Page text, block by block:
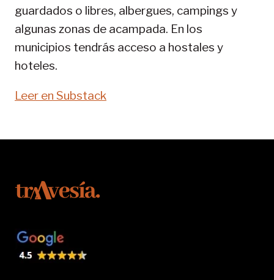
guardados o libres, albergues, campings y
algunas zonas de acampada. En los
municipios tendrás acceso a hostales y
hoteles.
Leer en Substack